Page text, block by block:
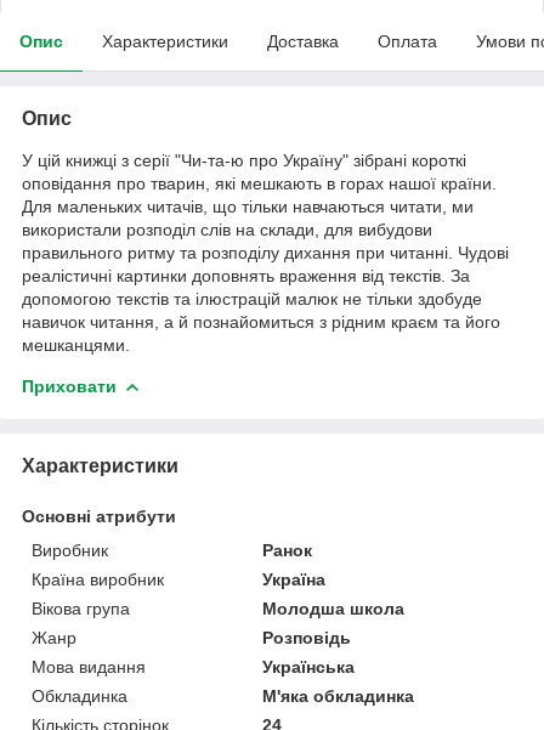
Опис Характеристики Доставка Оплата Умови
Опис
У цій книжці з серії "Чи-та-ю про Україну" зібрані короткі
оповідання про тварин, які мешкають в горах нашої країни.
Для маленьких читачів, що тільки навчаються читати, ми
використали розподіл слів на склади, для вибудови
правильного ритму та розподілу дихання при читанні. Чудові
реалістичні картинки доповнять враження від текстів. За
допомогою текстів та ілюстрацій малюк не тільки здобуде
навичок читання, а й познайомиться з рідним краєм та його
мешканцями.
Приховати
Характеристики
Основні атрибути
Виробник
Ранок
Країна виробник
Україна
Вікова група
Молодша школа
Жанр
Розповідь
Мова видання
Українська
Обкладинка
М'яка обкладинка
Кількість сторінок
24